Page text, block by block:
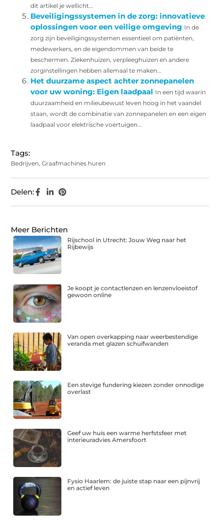
dit artikel je wellicht...
Beveiligingssystemen in de zorg: innovatieve
oplossingen voor een veilige omgeving In de
zorg zijn beveiligingssystemen essentieel om patiënten,
medewerkers, en de eigendommen van beide te
beschermen. Ziekenhuizen, verpleeghuizen en andere
zorginstellingen hebben allemaal te maken...
Het duurzame aspect achter zonnepanelen
voor uw woning: Eigen laadpaal In een tijd waarin
duurzaamheid en milieubewust leven hoog in het vaandel
staan, wordt de combinatie van zonnepanelen en een eigen
laadpaal voor elektrische voertuigen...
Tags:
Bedrijven,Graafmachines huren
Delen:
Meer Berichten
Rijschool in Utrecht: Jouw Weg naar het
Rijbewijs
Je koopt je contactlenzen en lenzenvloeistof
gewoon online
Van open overkapping naar weerbestendige
veranda met glazen schuifwanden
Een stevige fundering kiezen zonder onnodige
overlast
Geef uw huis een warme herfstsfeer met
interieuradvies Amersfoort
Fysio Haarlem: de juiste stap naar een pijnvrij
en actief leven